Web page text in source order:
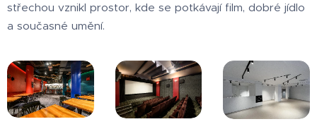
střechou vznikl prostor, kde se potkávají film, dobré jídlo
a současné umění.